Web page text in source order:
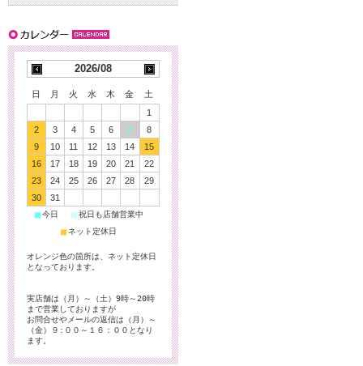
2026/08
日 月 火 水 木 金
土
1
2
3 4 5 6 7
8
9
10 11 12 13 14
15
16
17 18 19 20 21
22
23
24 25 26 27 28
29
30
31
■今日 ■祝日も店舗営業中
■ネット定休日
オレンジ色の箇所は、ネット定休日
となっております。
実店舗は（月）～（土）9時～20時
まで営業しておりますが
お問合せやメールの返信は（月）～
（金）９:００～１６：００となり
ます。